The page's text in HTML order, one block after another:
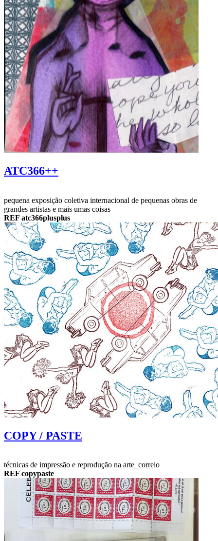
ATC366++
pequena exposição coletiva internacional de pequenas obras de
grandes artistas e mais umas coisas
REF atc366plusplus
COPY / PASTE
técnicas de impressão e reprodução na arte_correio
REF copypaste